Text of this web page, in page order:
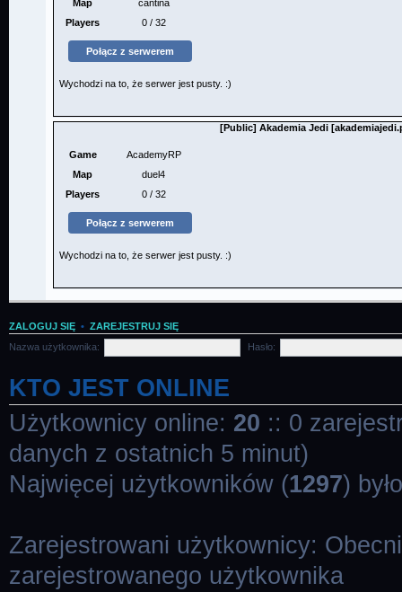
ZALOGUJ SIĘ • ZAREJESTRUJ SIĘ
Nazwa użytkownika:
Hasło:
KTO JEST ONLINE
Użytkownicy online: 20 :: 0
danych z ostatnich 5 minut)
Najwięcej użytkowników (1297)
Zarejestrowani użytkownicy:
zarejestrowanego użytkownika